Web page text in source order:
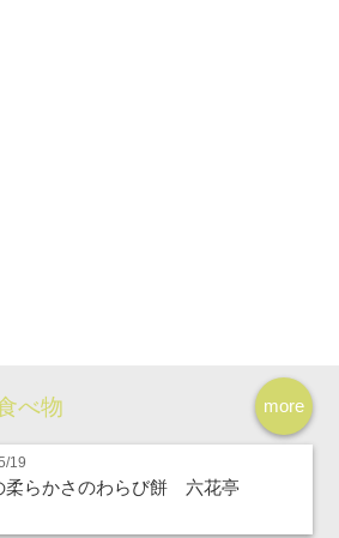
more
べ物
19
柔らかさのわらび餅 六花亭